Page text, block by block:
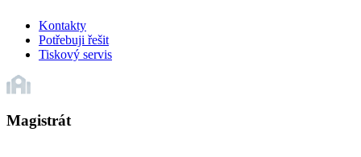
Kontakty
Potřebuji řešit
Tiskový servis
Magistrát